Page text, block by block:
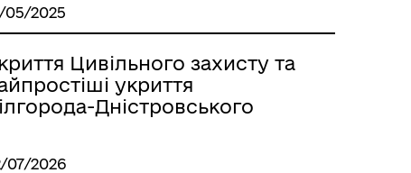
05/2025
Цивільного захисту та
укриття
Дністровського
07/2026